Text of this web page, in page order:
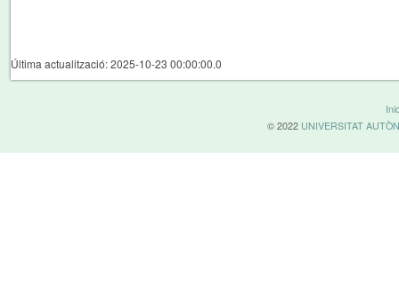
Última actualització: 2025-10-23 00:00:00.0
© 2022 UNIVERSITAT